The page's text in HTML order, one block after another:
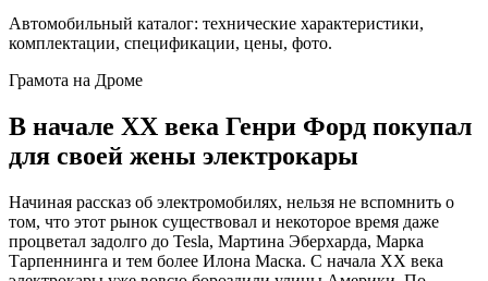
Автомобильный каталог: технические характеристики,
комплектации, спецификации, цены, фото.
Грамота на Дроме
В начале XX века Генри Форд покупал
для своей жены электрокары
Начиная рассказ об электромобилях, нельзя не вспомнить о
том, что этот рынок существовал и некоторое время даже
процветал задолго до Tesla, Мартина Эберхарда, Марка
Тарпеннинга и тем более Илона Маска. С начала XX века